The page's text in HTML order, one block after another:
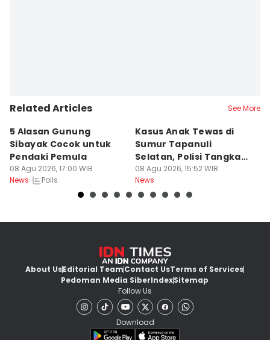
Related Articles See More
5 Alasan Gunung
Sibayak Cocok untuk
Pendaki Pemula
08 Agu 2026, 17:00 WIB
News
Polls
Kasus Anak Tewas di
Sumur Tapanuli
Selatan, Polisi Tangkap
MH
08 Agu 2026, 15:52 WIB
News
About UsEditorial TeamContact UsTerms of Services
Pedoman Media SiberIndexSitemap
Follow Us
Download